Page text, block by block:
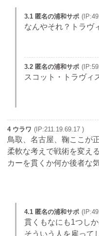
3.1 匿名の浦和サポ
なんやそれ？トラヴ
3.2 匿名の浦和サポ
スコット・トラヴィ
4 ウラワ (IP:211.19.69.17 )
鳥取、名古屋、鞠ここが
柔軟な考えで戦術を変え
カーを貫くか何か後者な
4.1 匿名の浦和サポ
貫くもなにも1つし
そういう人を雇って